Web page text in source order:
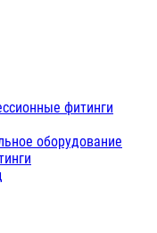
фитинги
оборудование